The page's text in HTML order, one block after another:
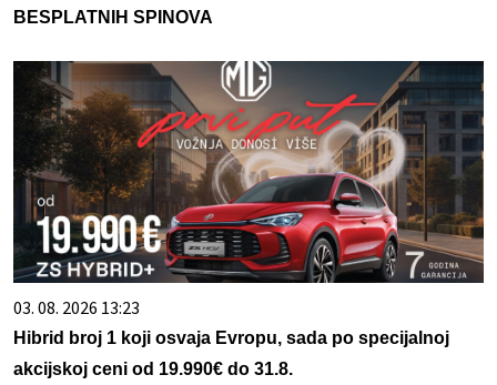
BESPLATNIH SPINOVA
03. 08. 2026 13:23
Hibrid broj 1 koji osvaja Evropu, sada po specijalnoj
akcijskoj ceni od 19.990€ do 31.8.